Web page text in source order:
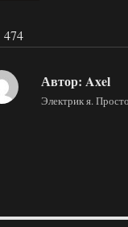
474
Автор: Axel
Электрик я.